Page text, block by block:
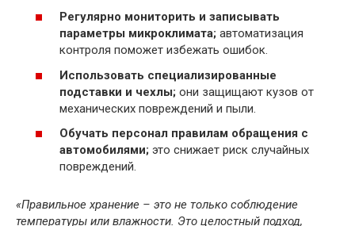
Регулярно мониторить и записывать
параметры микроклимата; автоматизация
контроля поможет избежать ошибок.
Использовать специализированные
подставки и чехлы; они защищают кузов от
механических повреждений и пыли.
Обучать персонал правилам обращения с
автомобилями; это снижает риск случайных
повреждений.
«Правильное хранение – это не только соблюдение
температуры или влажности. Это целостный подход,